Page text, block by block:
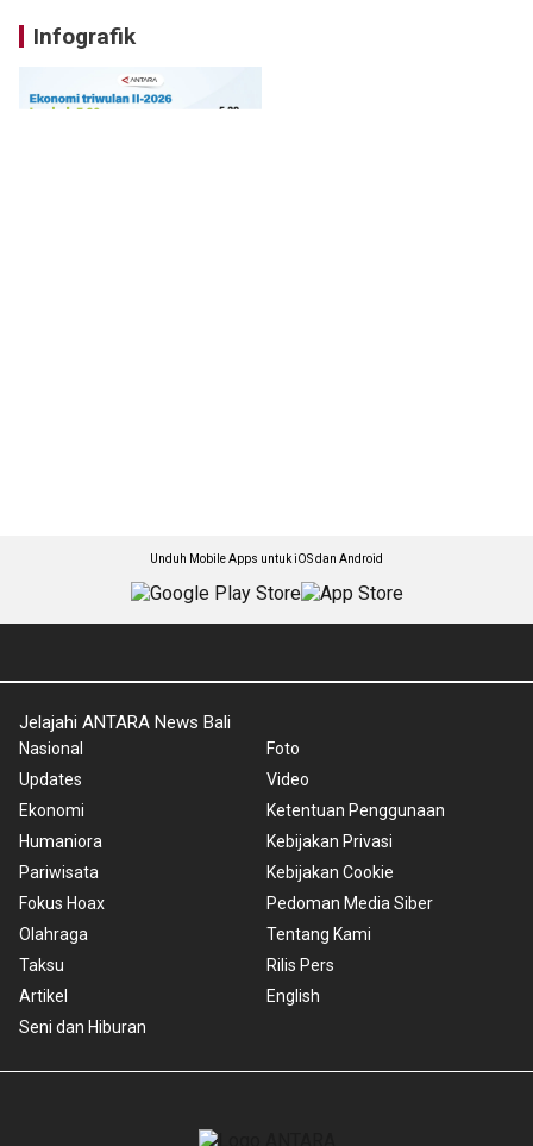
Infografik
Unduh Mobile Apps untuk iOS dan Android
Jelajahi ANTARA News Bali
Nasional
Updates
Ekonomi
Humaniora
Pariwisata
Fokus Hoax
Olahraga
Taksu
Artikel
Seni dan Hiburan
Foto
Video
Ketentuan Penggunaan
Kebijakan Privasi
Kebijakan Cookie
Pedoman Media Siber
Tentang Kami
Rilis Pers
English